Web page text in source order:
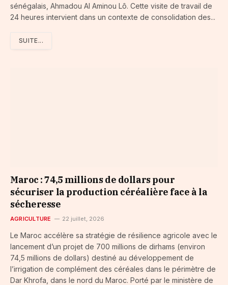
sénégalais, Ahmadou Al Aminou Lô. Cette visite de travail de
24 heures intervient dans un contexte de consolidation des...
SUITE...
Maroc : 74,5 millions de dollars pour
sécuriser la production céréalière face à la
sécheresse
AGRICULTURE 22 juillet, 2026
Le Maroc accélère sa stratégie de résilience agricole avec le
lancement d’un projet de 700 millions de dirhams (environ
74,5 millions de dollars) destiné au développement de
l’irrigation de complément des céréales dans le périmètre de
Dar Khrofa, dans le nord du Maroc. Porté par le ministère de